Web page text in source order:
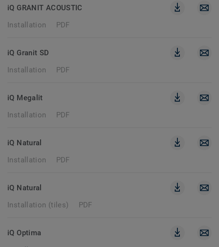
iQ GRANIT ACOUSTIC
Installation
PDF
iQ Granit SD
Installation
PDF
iQ Megalit
Installation
PDF
iQ Natural
Installation
PDF
iQ Natural
Installation (tiles)
PDF
iQ Optima